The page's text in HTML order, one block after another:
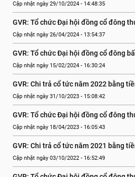
Cập nhật ngày 29/10/2024 - 14:48:35
GVR: Tổ chức Đại hội đồng cổ đông
Cập nhật ngày 26/04/2024 - 13:54:37
GVR: Tổ chức Đại hội đồng cổ đông
Cập nhật ngày 15/02/2024 - 16:30:24
GVR: Chi trả cổ tức năm 2022 bằng
Cập nhật ngày 31/10/2023 - 15:08:42
GVR: Tổ chức Đại hội đồng cổ đông
Cập nhật ngày 18/04/2023 - 16:05:43
GVR: Chi trả cổ tức năm 2021 bằng
Cập nhật ngày 03/10/2022 - 16:52:49